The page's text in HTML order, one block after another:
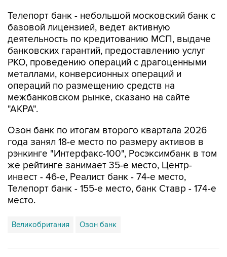
Телепорт банк - небольшой московский банк с
базовой лицензией, ведет активную
деятельность по кредитованию МСП, выдаче
банковских гарантий, предоставлению услуг
РКО, проведению операций с драгоценными
металлами, конверсионных операций и
операций по размещению средств на
межбанковском рынке, сказано на сайте
"АКРА".
Озон банк по итогам второго квартала 2026
года занял 18-е место по размеру активов в
рэнкинге "Интерфакс-100", Росэксимбанк в том
же рейтинге занимает 35-е место, Центр-
инвест - 46-е, Реалист банк - 74-е место,
Телепорт банк - 155-е место, банк Ставр - 174-е
место.
Великобритания Озон банк